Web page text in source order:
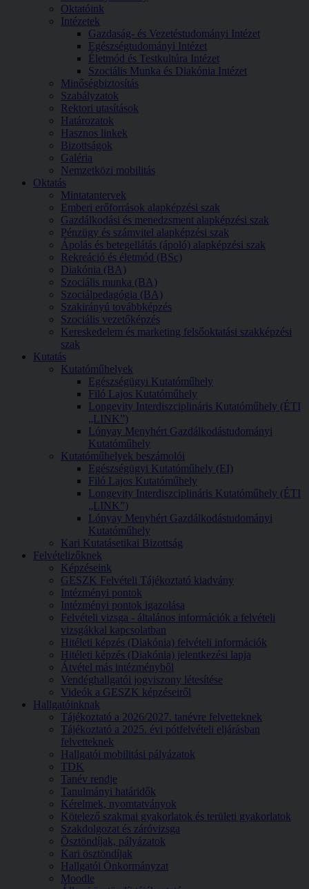
Oktatóink
Intézetek
Gazdaság- és Vezetéstudományi Intézet
Egészségtudományi Intézet
Életmód és Testkultúra Intézet
Szociális Munka és Diakónia Intézet
Minőségbiztosítás
Szabályzatok
Rektori utasítások
Határozatok
Hasznos linkek
Bizottságok
Galéria
Nemzetközi mobilitás
Oktatás
Mintatantervek
Emberi erőforrások alapképzési szak
Gazdálkodási és menedzsment alapképzési szak
Pénzügy és számvitel alapképzési szak
Ápolás és betegellátás (ápoló) alapképzési szak
Rekreáció és életmód (BSc)
Diakónia (BA)
Szociális munka (BA)
Szociálpedagógia (BA)
Szakirányú továbbképzés
Szociális vezetőképzés
Kereskedelem és marketing felsőoktatási szakképzési
szak
Kutatás
Kutatóműhelyek
Egészségügyi Kutatóműhely
Filó Lajos Kutatóműhely
Longevity Interdiszciplináris Kutatóműhely (ÉTI
„LINK”)
Lónyay Menyhért Gazdálkodástudományi
Kutatóműhely
Kutatóműhelyek beszámolói
Egészségügyi Kutatóműhely (EI)
Filó Lajos Kutatóműhely
Longevity Interdiszciplináris Kutatóműhely (ÉTI
„LINK”)
Lónyay Menyhért Gazdálkodástudományi
Kutatóműhely
Kari Kutatásetikai Bizottság
Felvételizőknek
Képzéseink
GESZK Felvételi Tájékoztató kiadvány
Intézményi pontok
Intézményi pontok igazolása
Felvételi vizsga - általános információk a felvételi
vizsgákkal kapcsolatban
Hitéleti képzés (Diakónia) felvételi információk
Hitéleti képzés (Diakónia) jelentkezési lapja
Átvétel más intézményből
Vendéghallgatói jogviszony létesítése
Videók a GESZK képzéseiről
Hallgatóinknak
Tájékoztató a 2026/2027. tanévre felvetteknek
Tájékoztató a 2025. évi pótfelvételi eljárásban
felvetteknek
Hallgatói mobilitási pályázatok
TDK
Tanév rendje
Tanulmányi határidők
Kérelmek, nyomtatványok
Kötelező szakmai gyakorlatok és területi gyakorlatok
Szakdolgozat és záróvizsga
Ösztöndíjak, pályázatok
Kari ösztöndíjak
Hallgatói Önkormányzat
Moodle